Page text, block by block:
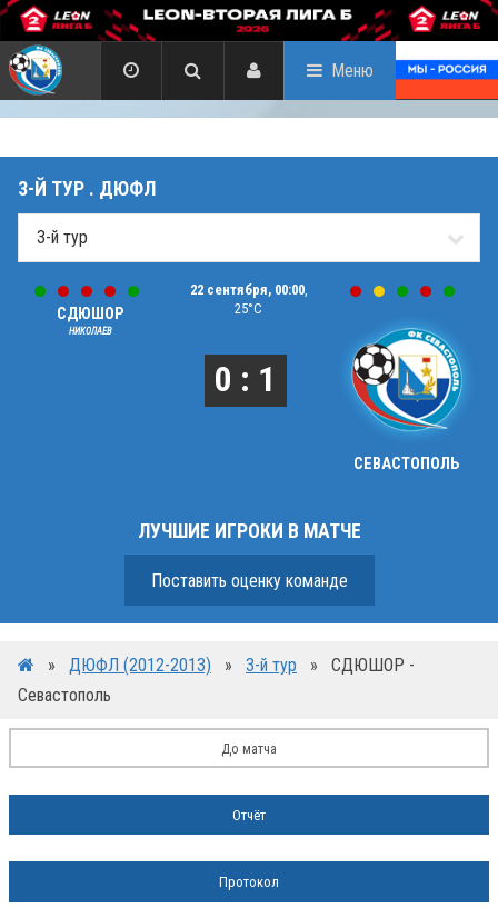
Меню
3-Й ТУР . ДЮФЛ
СДЮШОР
НИКОЛАЕВ
22 сентября, 00:00,
25°C
0 : 1
СЕВАСТОПОЛЬ
ЛУЧШИЕ ИГРОКИ В МАТЧЕ
Поставить оценку команде
» ДЮФЛ (2012-2013) » 3-й тур »
СДЮШОР -
Севастополь
До матча
Отчёт
Протокол